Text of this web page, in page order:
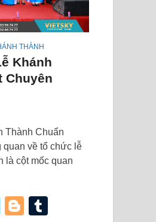
THÀNH
Khánh
Chuyên
Thành Chuẩn
quan về tổ chức lễ
là cột mốc quan
LinkedIn
Blogger